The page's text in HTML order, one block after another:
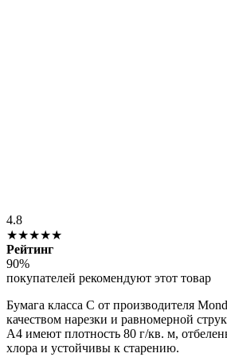
4.8
★★★★★
Рейтинг
90%
покупателей рекомендуют этот товар
Бумага класса С от производителя
качеством нарезки и равномерной
А4 имеют плотность 80 г/кв. м,
хлора и устойчивы к старению.